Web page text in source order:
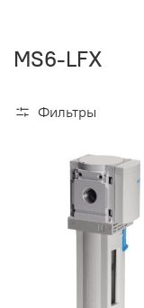
MS6-LFX
Фильтры